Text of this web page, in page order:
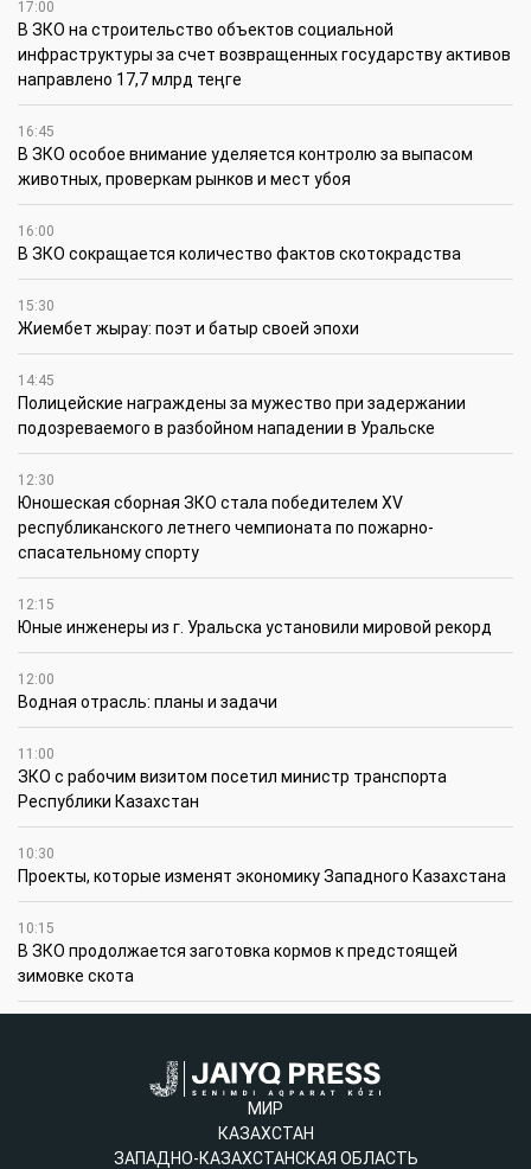
17:00
В ЗКО на строительство объектов социальной
инфраструктуры за счет возвращенных государству активов
направлено 17,7 млрд теңге
16:45
В ЗКО особое внимание уделяется контролю за выпасом
животных, проверкам рынков и мест убоя
16:00
В ЗКО сокращается количество фактов скотокрадства
15:30
Жиембет жырау: поэт и батыр своей эпохи
14:45
Полицейские награждены за мужество при задержании
подозреваемого в разбойном нападении в Уральске
12:30
Юношеская сборная ЗКО стала победителем XV
республиканского летнего чемпионата по пожарно-
спасательному спорту
12:15
Юные инженеры из г. Уральска установили мировой рекорд
12:00
Водная отрасль: планы и задачи
11:00
ЗКО с рабочим визитом посетил министр транспорта
Республики Казахстан
10:30
Проекты, которые изменят экономику Западного Казахстана
10:15
В ЗКО продолжается заготовка кормов к предстоящей
зимовке скота
МИР
КАЗАХСТАН
ЗАПАДНО-КАЗАХСТАНСКАЯ ОБЛАСТЬ